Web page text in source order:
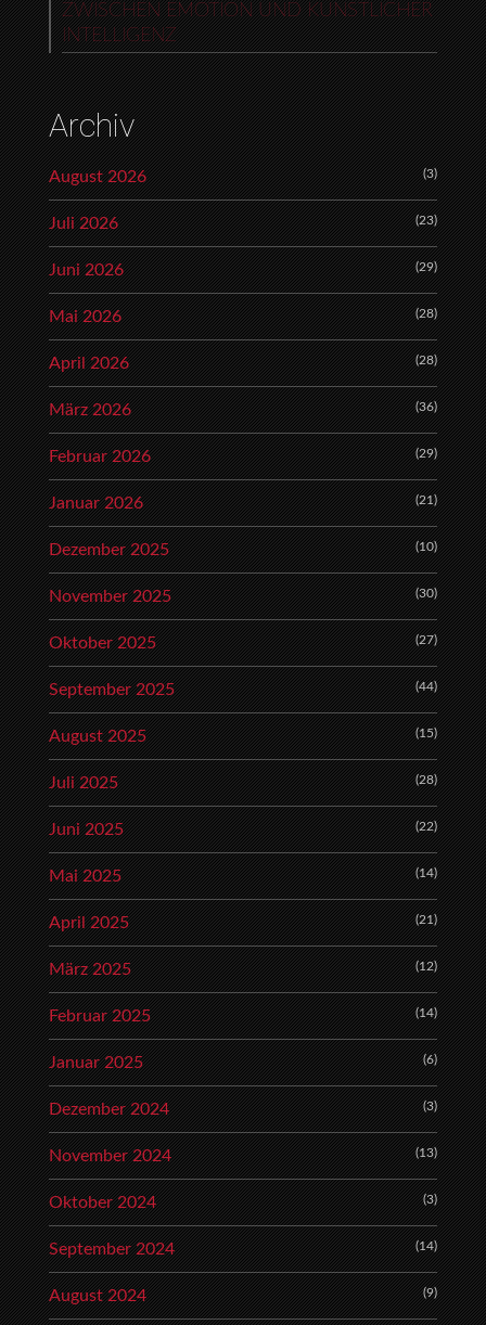
ZWISCHEN EMOTION UND KÜNSTLICHER
INTELLIGENZ
Archiv
August 2026 (3)
Juli 2026 (23)
Juni 2026 (29)
Mai 2026 (28)
April 2026 (28)
März 2026 (36)
Februar 2026 (29)
Januar 2026 (21)
Dezember 2025 (10)
November 2025 (30)
Oktober 2025 (27)
September 2025 (44)
August 2025 (15)
Juli 2025 (28)
Juni 2025 (22)
Mai 2025 (14)
April 2025 (21)
März 2025 (12)
Februar 2025 (14)
Januar 2025 (6)
Dezember 2024 (3)
November 2024 (13)
Oktober 2024 (3)
September 2024 (14)
August 2024 (9)